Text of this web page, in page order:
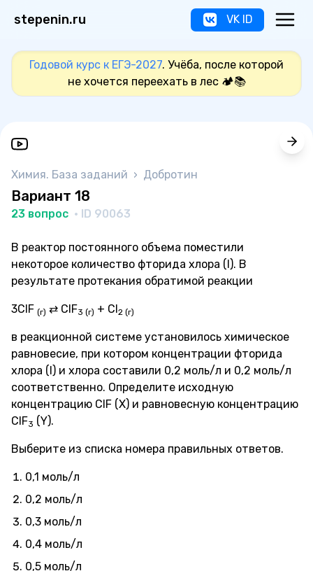
stepenin.ru VK ID
Годовой курс к ЕГЭ-2027. Учёба, после которой
не хочется переехать в лес 🏕️📚
Химия. База заданий › Добротин
Вариант 18
23 вопрос · ID 90063
В реактор постоянного объема поместили
некоторое количество фторида хлора (I). В
результате протекания обратимой реакции
3ClF (г) ⇄ ClF3 (г) + Сl2 (г)
в реакционной системе установилось химическое
равновесие, при котором концентрации фторида
хлора (I) и хлора составили 0,2 моль/л и 0,2 моль/л
соответственно. Определите исходную
концентрацию ClF (X) и равновесную концентрацию
ClF3 (Y).
Выберите из списка номера правильных ответов.
0,1 моль/л
0,2 моль/л
0,3 моль/л
0,4 моль/л
0,5 моль/л